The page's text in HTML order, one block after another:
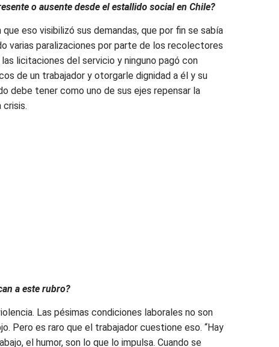
o ausente desde el estallido social en Chile?
eso visibilizó sus demandas, que por fin se sabía
varias paralizaciones por parte de los recolectores
licitaciones del servicio y ninguno pagó con
de un trabajador y otorgarle dignidad a él y su
debe tener como uno de sus ejes repensar la
crisis.
a este rubro?
Las pésimas condiciones laborales no son
Pero es raro que el trabajador cuestione eso. “Hay
el humor, son lo que lo impulsa. Cuando se